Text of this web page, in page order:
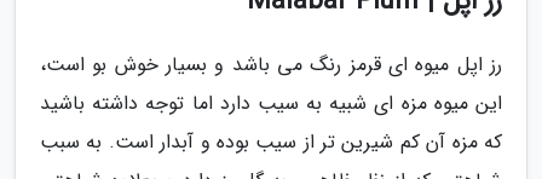
رز اپل میوه ای قرمز رنگ می باشد و بسیار خوش بو است،
این میوه مزه ای شبیه به سیب دارد اما توجه داشته باشید
که مزه آن کم شیرین تر از سیب بوده و آبدار است. به سبب